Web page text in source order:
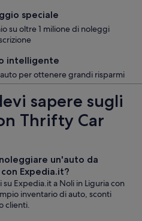
speciale
su oltre 1 milione di noleggi
intelligente
per ottenere grandi risparmi
sapere sugli
Thrifty Car
un'auto da
Expedia.it?
Expedia.it a Noli in Liguria con
inventario di auto, sconti
clienti.